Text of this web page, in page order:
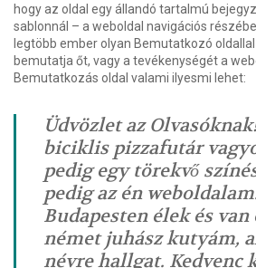
hogy az oldal egy állandó tartalmú
sablonnál – a weboldal navigációs
legtöbb ember olyan Bemutatkozó
bemutatja őt, vagy a tevékenységét a
Bemutatkozás oldal valami ilyesmi lehet:
Üdvözlet az
biciklis pizzafutár
pedig egy törekvő
pedig az én
Budapesten élek és
német juhász kutyám,
névre hallgat. Kedvenc